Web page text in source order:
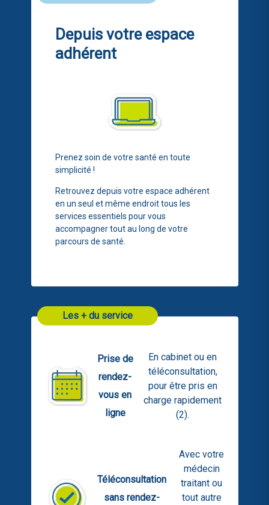
Depuis votre espace
adhérent
Prenez soin de votre santé en toute
simplicité !
Retrouvez depuis votre espace adhérent
en un seul et même endroit tous les
services essentiels pour vous
accompagner tout au long de votre
parcours de santé.
Les + du service
Prise de
rendez-
vous en
ligne
En cabinet ou en
téléconsultation,
pour être pris en
charge rapidement
(2).
Téléconsultation
sans rendez-
Avec votre
médecin
traitant ou
tout autre